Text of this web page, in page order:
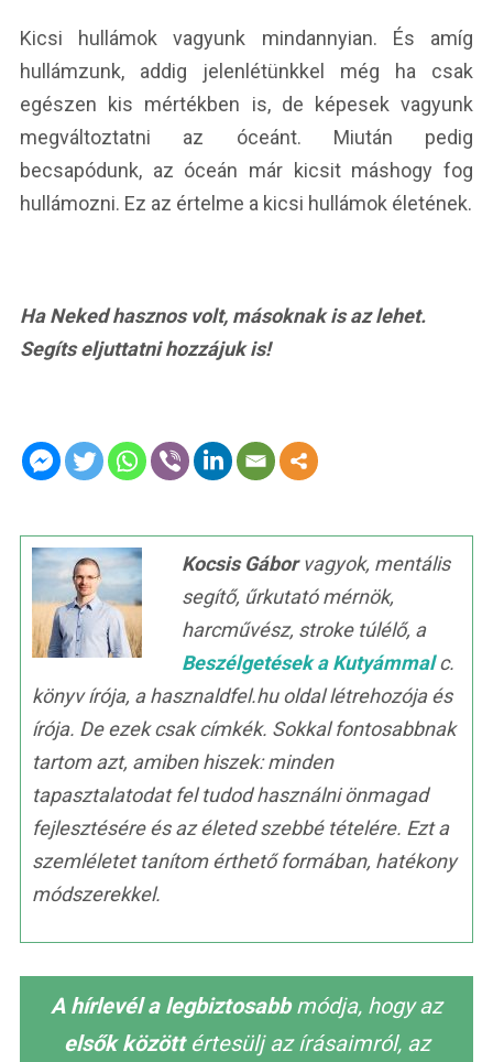
Kicsi hullámok vagyunk mindannyian. És amíg
hullámzunk, addig jelenlétünkkel még ha csak
egészen kis mértékben is, de képesek vagyunk
megváltoztatni az óceánt. Miután pedig
becsapódunk, az óceán már kicsit máshogy fog
hullámozni. Ez az értelme a kicsi hullámok életének.
Ha Neked hasznos volt, másoknak is az lehet.
Segíts eljuttatni hozzájuk is!
Kocsis Gáborvagyok, mentális
segítő, űrkutató mérnök,
harcművész, stroke túlélő, a
Beszélgetések a Kutyámmalc.
könyv írója, a hasznaldfel.hu oldal létrehozója és
írója. De ezek csak címkék. Sokkal fontosabbnak
tartom azt, amiben hiszek: minden
tapasztalatodat fel tudod használni önmagad
fejlesztésére és az életed szebbé tételére. Ezt a
szemléletet tanítom érthető formában, hatékony
módszerekkel.
A hírlevél a legbiztosabbmódja, hogy az
elsők közöttértesülj az írásaimról, az